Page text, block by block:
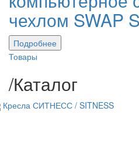
чехлом SWAP
Подробнее
Товары
/Каталог
Кресла СИТНЕСС / SITNESS